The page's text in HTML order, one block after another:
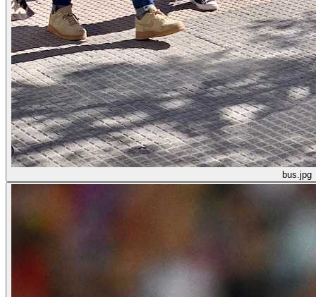
bus.jpg